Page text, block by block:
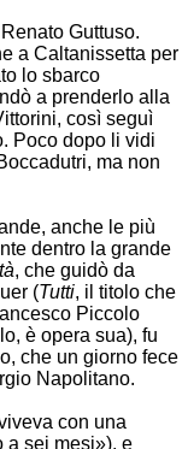
Guttuso.
a Caltanissetta per
lo sbarco
a prenderlo alla
così seguì
Poco dopo li vidi
ma non
anche le più
dentro la grande
, che guidò da
(Tutti, il titolo che
Piccolo
è opera sua), fu
che un giorno fece
Napolitano.
con una
a sei mesi»), e